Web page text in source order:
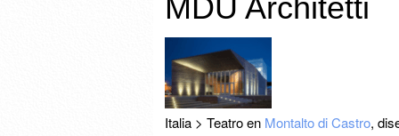
MDU Architetti
Italia > Teatro en Montalto di Castro,